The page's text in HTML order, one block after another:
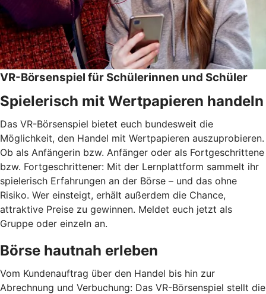
VR-Börsenspiel für Schülerinnen und Schüler
Spielerisch mit Wertpapieren handeln
Das VR-Börsenspiel bietet euch bundesweit die
Möglichkeit, den Handel mit Wertpapieren auszuprobieren.
Ob als Anfängerin bzw. Anfänger oder als Fortgeschrittene
bzw. Fortgeschrittener: Mit der Lernplattform sammelt ihr
spielerisch Erfahrungen an der Börse – und das ohne
Risiko. Wer einsteigt, erhält außerdem die Chance,
attraktive Preise zu gewinnen. Meldet euch jetzt als
Gruppe oder einzeln an.
Börse hautnah erleben
Vom Kundenauftrag über den Handel bis hin zur
Abrechnung und Verbuchung: Das VR-Börsenspiel stellt die